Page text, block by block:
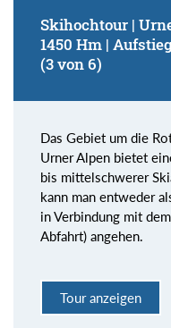
Skihochtour |
1450 Hm |
(3 von 6)
Das Gebiet um die
Urner Alpen bietet
bis mittelschwerer
kann man entweder
in Verbindung mit
Abfahrt) angehen.
Tour anzeigen